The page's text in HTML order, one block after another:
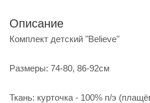
Описание
Комплект детский "Believe"
Размеры: 74-80, 86-92см
Ткань: курточка - 100% п/э